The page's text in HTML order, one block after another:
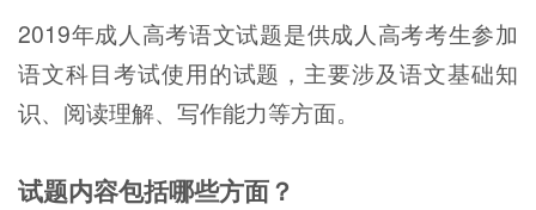
2019年成人高考语文试题是供成人高考考生参加
语文科目考试使用的试题，主要涉及语文基础知
识、阅读理解、写作能力等方面。
试题内容包括哪些方面？